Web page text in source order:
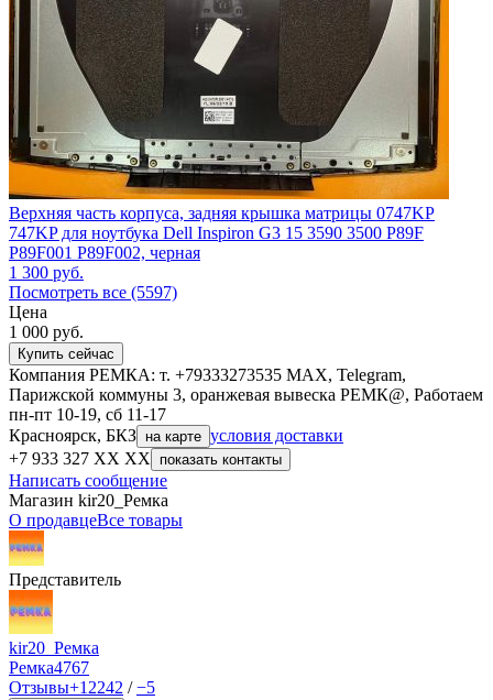
Верхняя часть корпуса, задняя крышка матрицы 0747KP
747KP для ноутбука Dell Inspiron G3 15 3590 3500 P89F
P89F001 P89F002, черная
1 300 руб.
Посмотреть все (5597)
Цена
1 000 руб.
Купить сейчас
Компания РЕМКА: т. +79333273535 MAX, Telegram,
Парижской коммуны 3, оранжевая вывеска РЕМК@, Работаем
пн-пт 10-19, сб 11-17
Красноярск, БКЗ на карте условия доставки
+7 933 327 XX XX
показать контакты
Написать сообщение
Магазин kir20_Ремка
О продавцеВсе товары
Представитель
kir20_Ремка
Ремка4767
Отзывы+12242 /−5